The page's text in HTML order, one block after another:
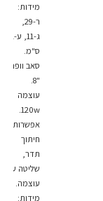
מידות:
ר-29,
ג-11, ע-11
ס"מ.
סאב וופר
"8.
עוצמה
120w.
אפשרות
חיתוך
תדר,
שליטה על
עוצמה.
מידות: